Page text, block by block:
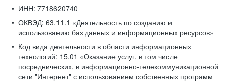
ИНН: 7718620740
ОКВЭД: 63.11.1 «Деятельность по созданию и
использованию баз данных и информационных ресурсов»
Код вида деятельности в области информационных
технологий: 15.01 «Оказание услуг, в том числе
посреднических, в информационно-телекоммуникационной
сети "Интернет" с использованием собственных программ